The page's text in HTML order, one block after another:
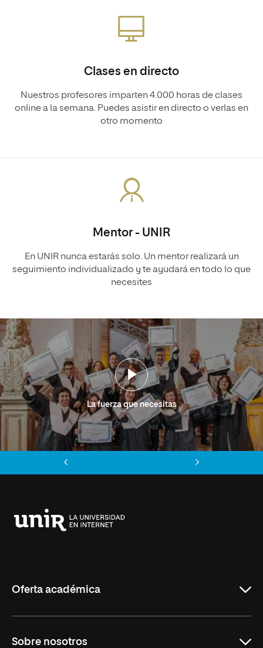
Clases en directo
Nuestros profesores imparten 4.000 horas de clases
online a la semana. Puedes asistir en directo o verlas en
otro momento
Mentor - UNIR
En UNIR nunca estarás solo. Un mentor realizará un
seguimiento individualizado y te ayudará en todo lo que
necesites
La fuerza que necesitas
Oferta académica
Sobre nosotros